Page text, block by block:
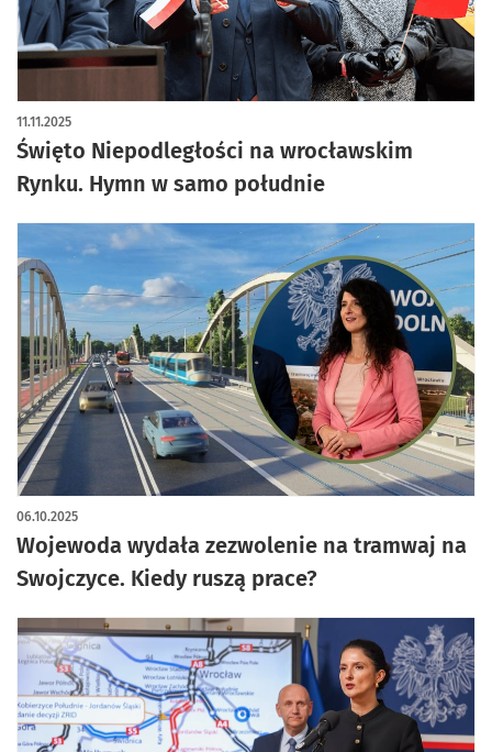
Święto Niepodległości na wrocławskim
Rynku. Hymn w samo południe
11.11.2025
artykuł z galerią zdjęć
Wojewoda wydała zezwolenie na tramwaj na
Swojczyce. Kiedy ruszą prace?
06.10.2025